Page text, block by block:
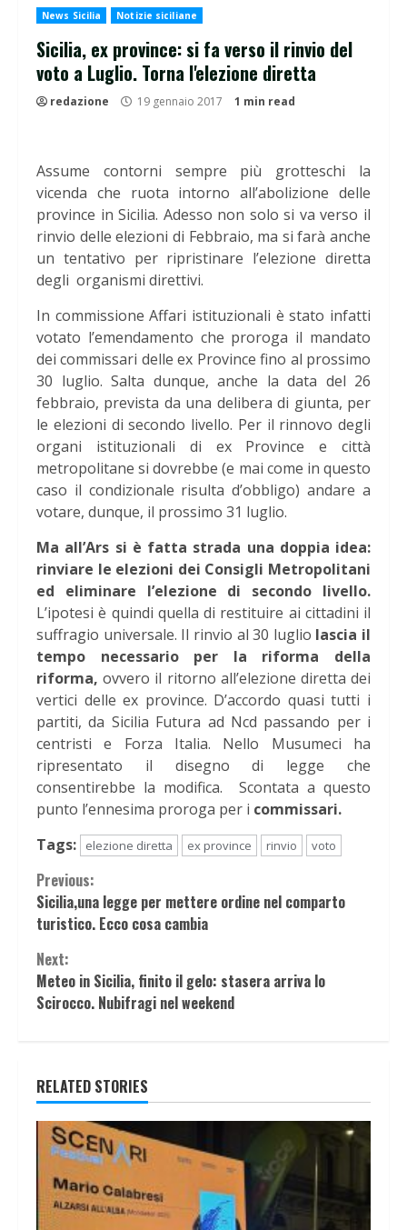
News Sicilia Notizie siciliane
Sicilia, ex province: si fa verso il rinvio del
voto a Luglio. Torna l'elezione diretta
redazione 19 gennaio 2017 1 min read
Assume contorni sempre più grotteschi la
vicenda che ruota intorno all’abolizione delle
province in Sicilia. Adesso non solo si va verso il
rinvio delle elezioni di Febbraio, ma si farà anche
un tentativo per ripristinare l’elezione diretta
degli organismi direttivi.
In commissione Affari istituzionali è stato infatti
votato l’emendamento che proroga il mandato
dei commissari delle ex Province fino al prossimo
30 luglio. Salta dunque, anche la data del 26
febbraio, prevista da una delibera di giunta, per
le elezioni di secondo livello. Per il rinnovo degli
organi istituzionali di ex Province e città
metropolitane si dovrebbe (e mai come in questo
caso il condizionale risulta d’obbligo) andare a
votare, dunque, il prossimo 31 luglio.
Ma all’Ars si è fatta strada una doppia idea:
rinviare le elezioni dei Consigli Metropolitani
ed eliminare l’elezione di secondo livello.
L’ipotesi è quindi quella di restituire ai cittadini il
suffragio universale. Il rinvio al 30 luglio lascia il
tempo necessario per la riforma della
riforma,ovvero il ritorno all’elezione diretta dei
vertici delle ex province. D’accordo quasi tutti i
partiti, da Sicilia Futura ad Ncd passando per i
centristi e Forza Italia. Nello Musumeci ha
ripresentato il disegno di legge che
consentirebbe la modifica. Scontata a questo
punto l’ennesima proroga per i commissari.
Tags:
elezione diretta ex province rinvio voto
Continue
Reading
Previous:
Sicilia,una legge per mettere ordine nel comparto
turistico. Ecco cosa cambia
Next:
Meteo in Sicilia, finito il gelo: stasera arriva lo
Scirocco. Nubifragi nel weekend
RELATED STORIES